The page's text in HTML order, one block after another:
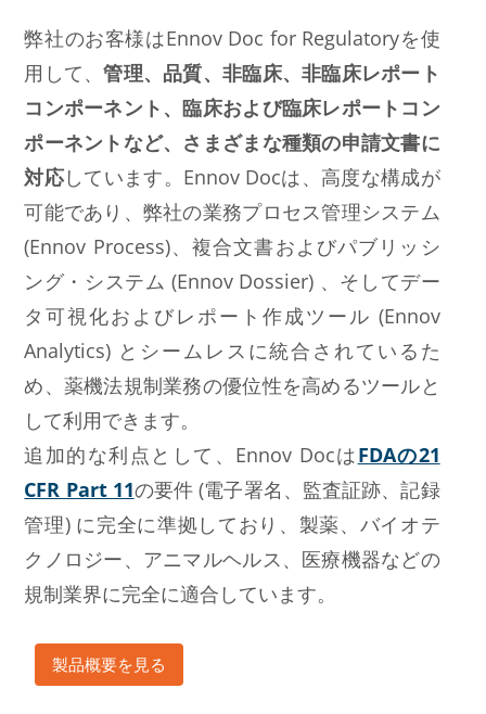
弊社のお客様はEnnov Doc for Regulatoryを使
用して、管理、品質、非臨床、非臨床レポート
コンポーネント、臨床および臨床レポートコン
ポーネントなど、さまざまな種類の申請文書に
対応しています。Ennov Docは、高度な構成が
可能であり、弊社の業務プロセス管理システム
(Ennov Process)、複合文書およびパブリッシ
ング・システム (Ennov Dossier) 、そしてデー
タ可視化およびレポート作成ツール (Ennov
Analytics) とシームレスに統合されているた
め、薬機法規制業務の優位性を高めるツールと
して利用できます。
追加的な利点として、Ennov DocはFDAの21
CFR Part 11の要件 (電子署名、監査証跡、記録
管理) に完全に準拠しており、製薬、バイオテ
クノロジー、アニマルヘルス、医療機器などの
規制業界に完全に適合しています。
製品概要を見る